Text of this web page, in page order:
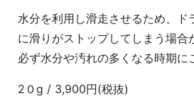
水分を利用し滑走させるため、ド
に滑りがストップしてしまう場合
必ず水分や汚れの多くなる時期に
2０g / 3,900円(税抜)